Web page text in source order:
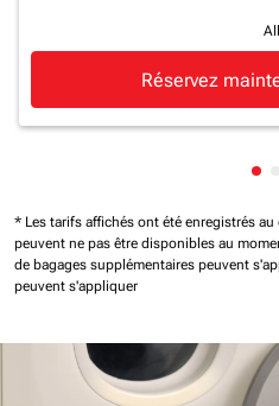
Réservez
* Les tarifs affichés ont été enregistrés
peuvent ne pas être disponibles au
de bagages supplémentaires peuvent
peuvent s'appliquer